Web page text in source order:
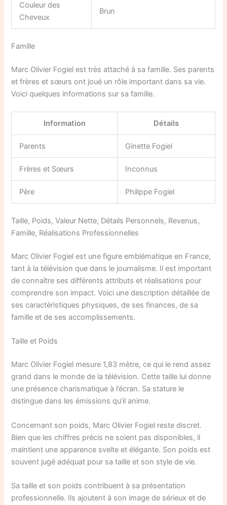
Couleur des
Cheveux
Brun
Famille
Marc Olivier Fogiel est très attaché à sa famille. Ses parents
et frères et sœurs ont joué un rôle important dans sa vie.
Voici quelques informations sur sa famille.
Information Détails
Parents Ginette Fogiel
Frères et Sœurs Inconnus
Père Philippe Fogiel
Taille, Poids, Valeur Nette, Détails Personnels, Revenus,
Famille, Réalisations Professionnelles
Marc Olivier Fogiel est une figure emblématique en France,
tant à la télévision que dans le journalisme. Il est important
de connaître ses différents attributs et réalisations pour
comprendre son impact. Voici une description détaillée de
ses caractéristiques physiques, de ses finances, de sa
famille et de ses accomplissements.
Taille et Poids
Marc Olivier Fogiel mesure 1,83 mètre, ce qui le rend assez
grand dans le monde de la télévision. Cette taille lui donne
une présence charismatique à l’écran. Sa stature le
distingue dans les émissions qu’il anime.
Concernant son poids, Marc Olivier Fogiel reste discret.
Bien que les chiffres précis ne soient pas disponibles, il
maintient une apparence svelte et élégante. Son poids est
souvent jugé adéquat pour sa taille et son style de vie.
Sa taille et son poids contribuent à sa présentation
professionnelle. Ils ajoutent à son image de sérieux et de